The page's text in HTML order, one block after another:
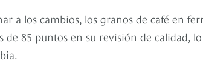
a los cambios, los granos de café en
de 85 puntos en su revisión de calidad,